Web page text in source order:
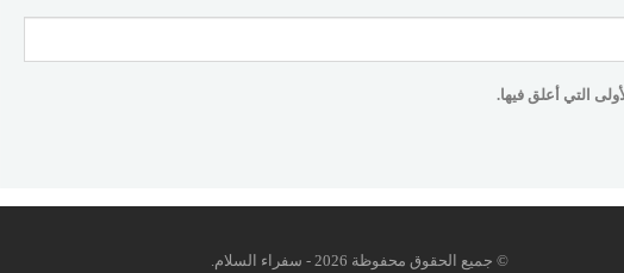
التي أعلق فيها.
© جميع الحقوق محفوظة 2026 - سفراء السلام.